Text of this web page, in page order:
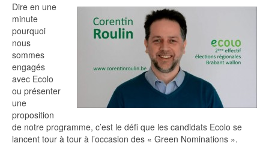
Dire en une
minute
pourquoi
nous
sommes
engagés
avec Ecolo
ou présenter
une
proposition
de notre programme, c’est le défi que les candidats Ecolo se
lancent tour à tour à l’occasion des « Green Nominations ».